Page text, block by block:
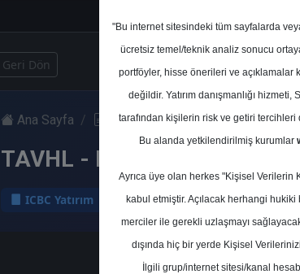
Geri Dön
Ana Sayfa Raporlar ICBC Yatırım
TAVHL - Hedef Fiyat
ICBC Yatırım 18 Şubat 2026
"Bu internet sitesindeki tüm sayfalarda
ücretsiz temel/teknik analiz sonucu
portföyler, hisse önerileri ve açıklamalar
değildir. Yatırım danışmanlığı
tarafından kişilerin risk ve getiri tercihleri
Bu alanda yetkilendirilmiş kurumlar
Ayrıca üye olan herkes "Kişisel Verilerin
kabul etmiştir. Açılacak herhangi
merciler ile gerekli uzlaşmayı
dışında hiç bir yerde Kişisel
İlgili grup/internet sitesi/kanal